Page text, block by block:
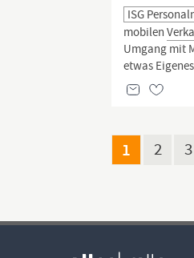
ISG
mobilen
Umgang mit
etwas
1 2 3